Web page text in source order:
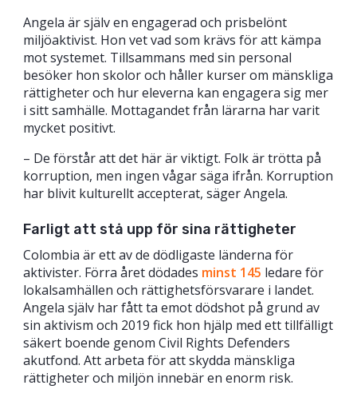
Angela är själv en engagerad och prisbelönt
miljöaktivist. Hon vet vad som krävs för att kämpa
mot systemet. Tillsammans med sin personal
besöker hon skolor och håller kurser om mänskliga
rättigheter och hur eleverna kan engagera sig mer
i sitt samhälle. Mottagandet från lärarna har varit
mycket positivt.
– De förstår att det här är viktigt. Folk är trötta på
korruption, men ingen vågar säga ifrån. Korruption
har blivit kulturellt accepterat, säger Angela.
Farligt att stå upp för sina rättigheter
Colombia är ett av de dödligaste länderna för
aktivister. Förra året dödades minst 145 ledare för
lokalsamhällen och rättighetsförsvarare i landet.
Angela själv har fått ta emot dödshot på grund av
sin aktivism och 2019 fick hon hjälp med ett tillfälligt
säkert boende genom Civil Rights Defenders
akutfond. Att arbeta för att skydda mänskliga
rättigheter och miljön innebär en enorm risk.